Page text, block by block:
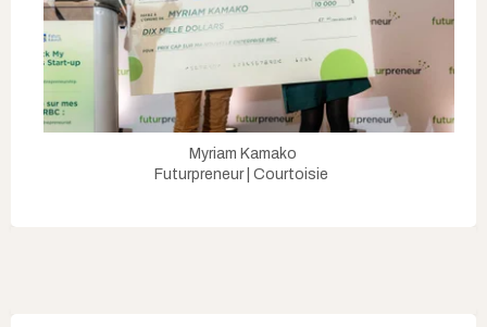
Myriam Kamako
Futurpreneur | Courtoisie